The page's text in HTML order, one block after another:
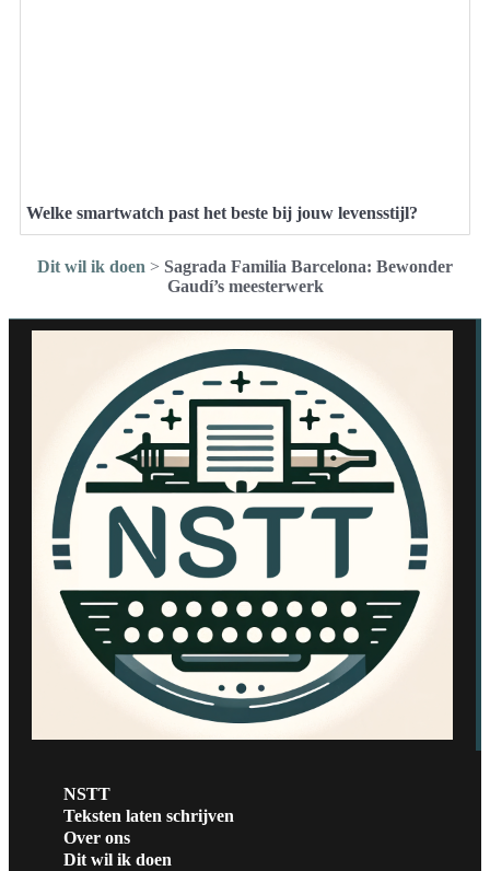
Welke smartwatch past het beste bij jouw levensstijl?
Dit wil ik doen > Sagrada Familia Barcelona: Bewonder
Gaudí’s meesterwerk
NSTT
Teksten laten schrijven
Over ons
Dit wil ik doen